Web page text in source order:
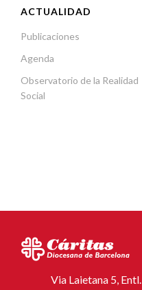
ACTUALIDAD
Publicaciones
Agenda
Observatorio de la Realidad
Social
Via Laietana 5, Entl.